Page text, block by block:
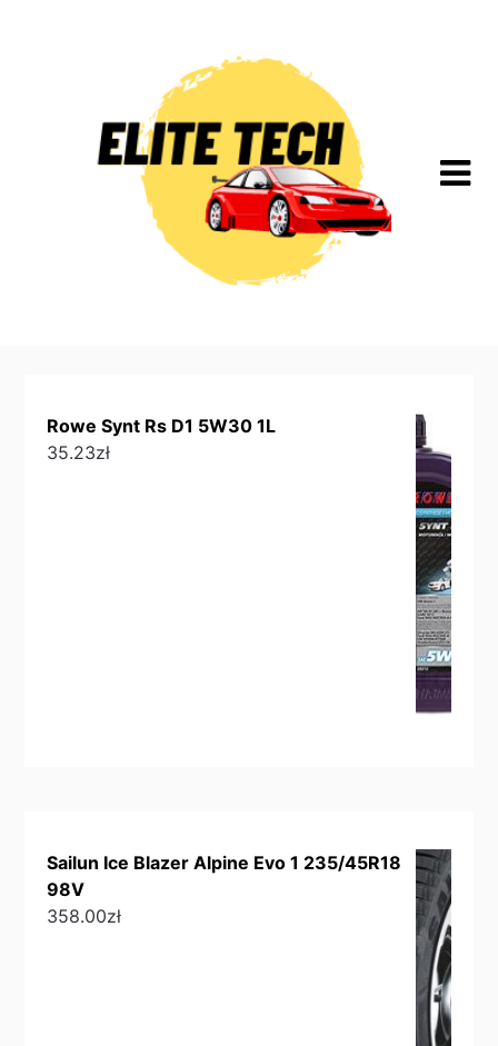
Rowe Synt Rs D1 5W30 1L
35.23zł
Sailun Ice Blazer Alpine Evo 1 235/45R18
98V
358.00zł